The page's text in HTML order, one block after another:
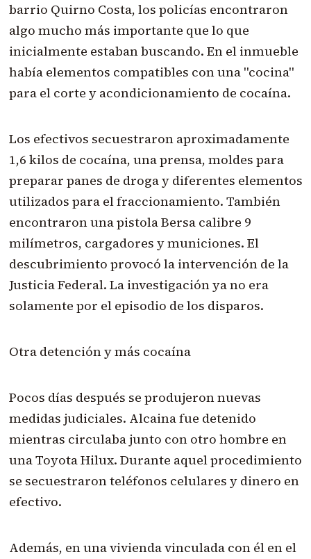
barrio Quirno Costa, los policías encontraron
algo mucho más importante que lo que
inicialmente estaban buscando. En el inmueble
había elementos compatibles con una "cocina"
para el corte y acondicionamiento de cocaína.
Los efectivos secuestraron aproximadamente
1,6 kilos de cocaína, una prensa, moldes para
preparar panes de droga y diferentes elementos
utilizados para el fraccionamiento. También
encontraron una pistola Bersa calibre 9
milímetros, cargadores y municiones. El
descubrimiento provocó la intervención de la
Justicia Federal. La investigación ya no era
solamente por el episodio de los disparos.
Otra detención y más cocaína
Pocos días después se produjeron nuevas
medidas judiciales. Alcaina fue detenido
mientras circulaba junto con otro hombre en
una Toyota Hilux. Durante aquel procedimiento
se secuestraron teléfonos celulares y dinero en
efectivo.
Además, en una vivienda vinculada con él en el